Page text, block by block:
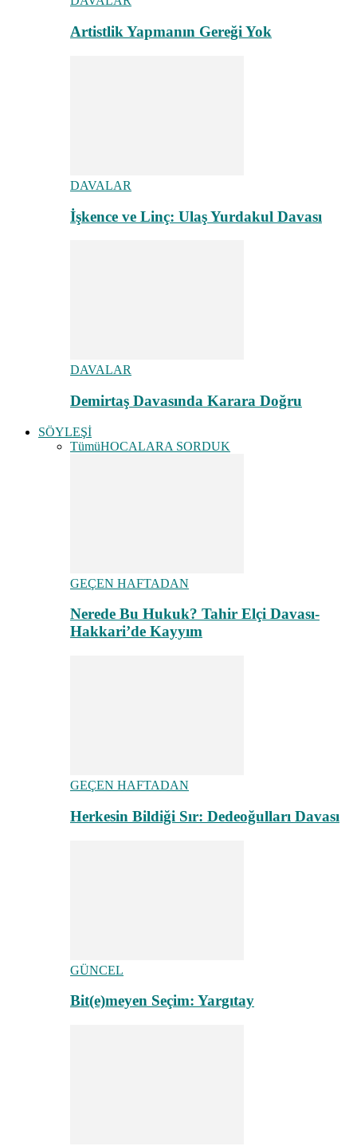
Artistlik Yapmanın Gereği Yok
DAVALAR
İşkence ve Linç: Ulaş Yurdakul Davası
DAVALAR
Demirtaş Davasında Karara Doğru
SÖYLEŞİ
TümüHOCALARA SORDUK
GEÇEN HAFTADAN
Nerede Bu Hukuk? Tahir Elçi Davası-
Hakkari’de Kayyım
GEÇEN HAFTADAN
Herkesin Bildiği Sır: Dedeoğulları Davası
GÜNCEL
Bit(e)meyen Seçim: Yargıtay